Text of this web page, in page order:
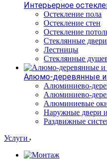
Интерьерное
Остекление пола
Остекление стен
Остекление
Стеклянные двери
Лестницы
Стеклянные
Алюмо-деревянные
Алюминиево-
Алюминиево-
Алюминиевые
Наружные двери
Раздвижные
Услуги